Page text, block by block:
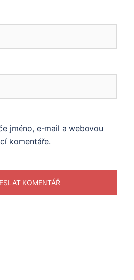
jméno, e-mail a webovou
komentáře.